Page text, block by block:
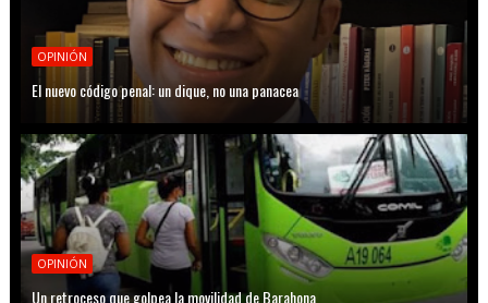
OPINIÓN
El nuevo código penal: un dique, no una panacea
OPINIÓN
Un retroceso que golpea la movilidad de Barahona